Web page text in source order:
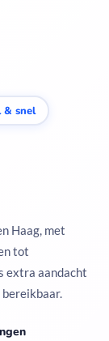
& snel
Haag, met
tot
extra aandacht